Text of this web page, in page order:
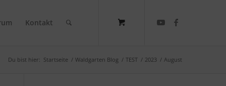
Kontakt
Du bist hier: Startseite / Waldgarten Blog / TEST / 2023 / August